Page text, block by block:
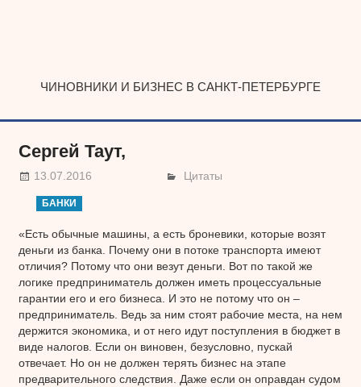
ЧИНОВНИКИ И БИЗНЕС В САНКТ-ПЕТЕРБУРГЕ
Сергей Таут,
13.07.2016 Цитаты
БАНКИ
«Есть обычные машины, а есть броневики, которые возят
деньги из банка. Почему они в потоке транспорта имеют
отличия? Потому что они везут деньги. Вот по такой же
логике предприниматель должен иметь процессуальные
гарантии его и его бизнеса. И это не потому что он –
предприниматель. Ведь за ним стоят рабочие места, на нем
держится экономика, и от него идут поступления в бюджет в
виде налогов. Если он виновен, безусловно, пускай
отвечает. Но он не должен терять бизнес на этапе
предварительного следствия. Даже если он оправдан судом